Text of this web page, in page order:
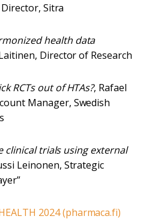
Sitra
health data
Director of Research
RCTs out of HTAs?, Rafael
Manager, Swedish
clinical trials using external
Leinonen, Strategic
2024 (pharmaca.fi)